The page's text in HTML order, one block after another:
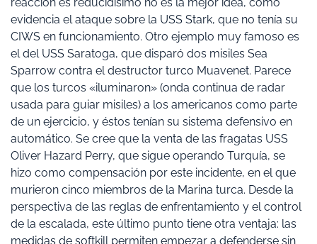
reacción es reducidísimo no es la mejor idea, como
evidencia el ataque sobre la USS Stark, que no tenía su
CIWS en funcionamiento. Otro ejemplo muy famoso es
el del USS Saratoga, que disparó dos misiles Sea
Sparrow contra el destructor turco Muavenet. Parece
que los turcos «iluminaron» (onda continua de radar
usada para guiar misiles) a los americanos como parte
de un ejercicio, y éstos tenían su sistema defensivo en
automático. Se cree que la venta de las fragatas USS
Oliver Hazard Perry, que sigue operando Turquía, se
hizo como compensación por este incidente, en el que
murieron cinco miembros de la Marina turca. Desde la
perspectiva de las reglas de enfrentamiento y el control
de la escalada, este último punto tiene otra ventaja: las
medidas de softkill permiten empezar a defenderse sin